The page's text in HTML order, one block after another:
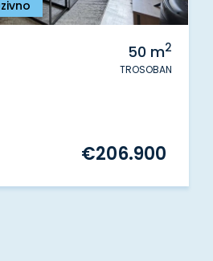
50 m2
TROSOBAN
€206.900